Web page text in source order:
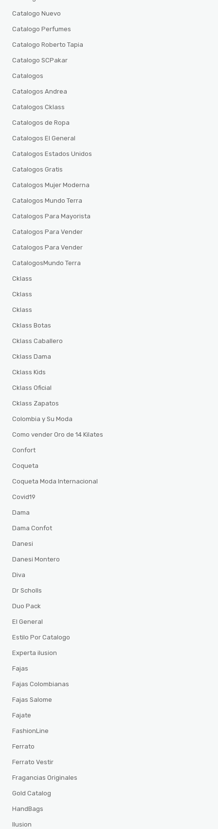
Catalogo Nuevo
Catalogo Perfumes
Catalogo Roberto Tapia
Catalogo SCPakar
Catalogos
Catalogos Andrea
Catalogos Cklass
Catalogos de Ropa
Catalogos El General
Catalogos Estados Unidos
Catalogos Gratis
Catalogos Mujer Moderna
Catalogos Mundo Terra
Catalogos Para Mayorista
Catalogos Para Vender
Catalogos Para Vender
CatalogosMundo Terra
Cklass
Cklass
Cklass
Cklass Botas
Cklass Caballero
Cklass Dama
Cklass Kids
Cklass Oficial
Cklass Zapatos
Colombia y Su Moda
Como vender Oro de 14 Kilates
Confort
Coqueta
Coqueta Moda Internacional
Covid19
Dama
Dama Confot
Danesi
Danesi Montero
Diva
Dr Scholls
Duo Pack
El General
Estilo Por Catalogo
Experta ilusion
Fajas
Fajas Colombianas
Fajas Salome
Fajate
FashionLine
Ferrato
Ferrato Vestir
Fragancias Originales
Gold Catalog
HandBags
Ilusion